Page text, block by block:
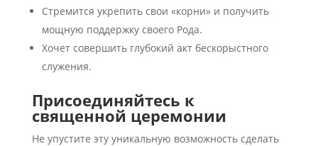
Стремится укрепить свои «корни» и получить
мощную поддержку своего Рода.
Хочет совершить глубокий акт бескорыстного
служения.
Присоединяйтесь к
священной церемонии
Не упустите эту уникальную возможность сделать